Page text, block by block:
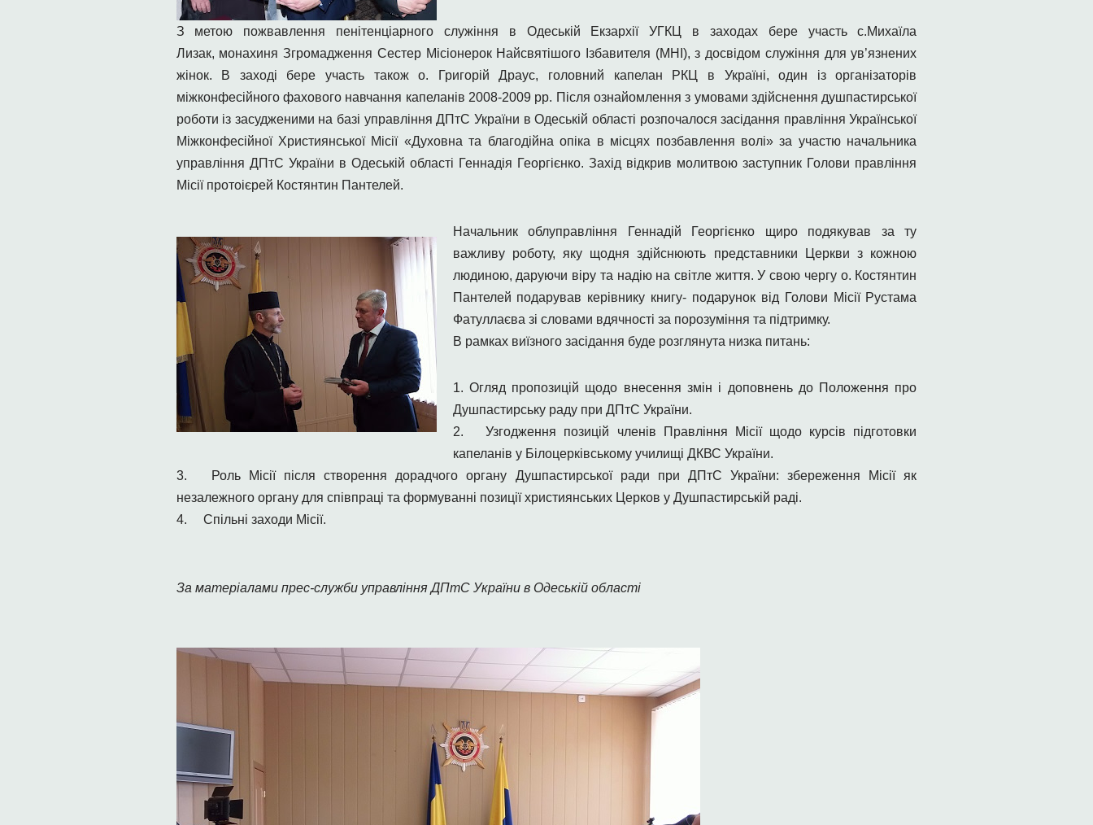
З метою пожвавлення пенітенціарного служіння в Одеській Екзархії УГКЦ в заходах бере участь с.Михаїла
Лизак, монахиня Згромадження Сестер Місіонерок Найсвятішого Ізбавителя (МНІ), з досвідом служіння для ув’язнених
жінок. В заході бере участь також о. Григорій Драус, головний капелан РКЦ в Україні, один із організаторів
міжконфесійного фахового навчання капеланів 2008-2009 рр. Після ознайомлення з умовами здійснення душпастирської
роботи із засудженими на базі управління ДПтС України в Одеській області розпочалося засідання правління Української
Міжконфесійної Християнської Місії «Духовна та благодійна опіка в місцях позбавлення волі» за участю начальника
управління ДПтС України в Одеській області Геннадія Георгієнко. Захід відкрив молитвою заступник Голови правління
Місії протоієрей Костянтин Пантелей.
Начальник облуправління Геннадій Георгієнко щиро подякував за ту
важливу роботу, яку щодня здійснюють представники Церкви з кожною
людиною, даруючи віру та надію на світле життя. У свою чергу о. Костянтин
Пантелей подарував керівнику книгу- подарунок від Голови Місії Рустама
Фатуллаєва зі словами вдячності за порозуміння та підтримку.
В рамках виїзного засідання буде розглянута низка питань:
1. Огляд пропозицій щодо внесення змін і доповнень до Положення про
Душпастирську раду при ДПтС України.
2. Узгодження позицій членів Правління Місії щодо курсів підготовки
капеланів у Білоцерківському училищі ДКВС України.
3.
Роль Місії після створення дорадчого органу Душпастирської ради при ДПтС України: збереження Місії як
незалежного органу для співпраці та формуванні позиції християнських Церков у Душпастирській раді.
4. Спільні заходи Місії.
За матеріалами прес-служби управління ДПтС України в Одеській області